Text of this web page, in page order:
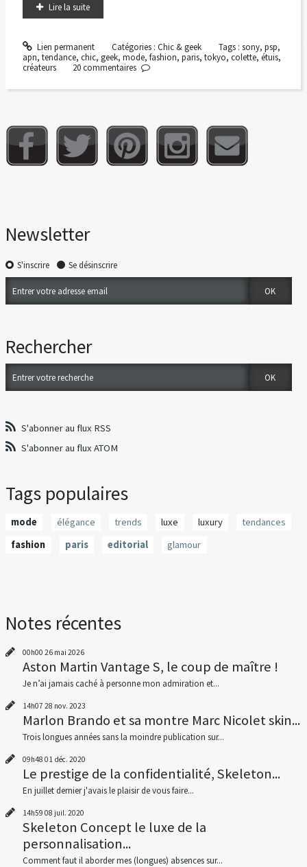
Lire la suite
Lien permanent Catégories : Chic & geek Tags : sony, psp,
apn, tendance, chic, geek, mode, fashion, paris, tokyo, colette, étuis,
créateurs
20commentaires
Newsletter
S'inscrire Se désinscrire
Rechercher
S'abonner au flux RSS
S'abonner au flux ATOM
Tags populaires
mode élégance trends luxe luxury
tendances
fashion
paris editorial glamour
Notes récentes
00h00 26 mai 2026
Aston Martin Vantage S, le coup de maître !
Je n’ai jamais caché à personne mon admiration et...
14h07 28 nov. 2023
Marlon Brando et sa montre Marc Nicolet skin...
Trois longues années sans la moindre publication sur...
09h48 01 déc. 2020
Le prestige de la confidentialité, Skeleton...
En juillet dernier j'avais le plaisir de vous faire...
14h59 08 juil. 2020
Skeleton Concept le luxe de la
personnalisation...
Comment faut il aborder mes (longues) absences sur...